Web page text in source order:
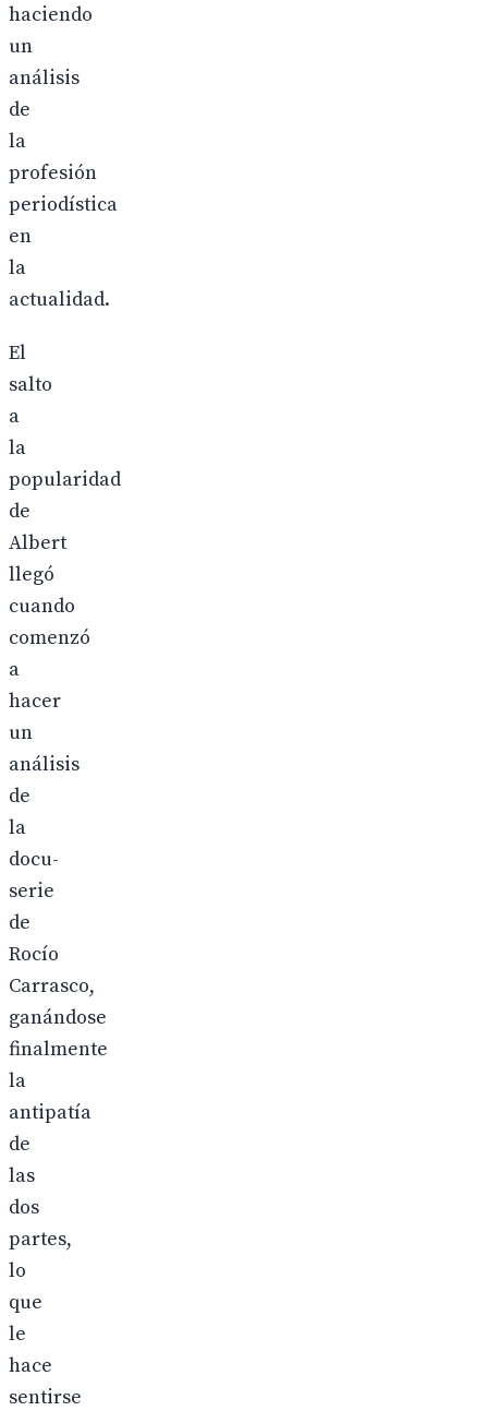
haciendo
un
análisis
de
la
profesión
periodística
en
la
actualidad.
El
salto
a
la
popularidad
de
Albert
llegó
cuando
comenzó
a
hacer
un
análisis
de
la
docu-
serie
de
Rocío
Carrasco,
ganándose
finalmente
la
antipatía
de
las
dos
partes,
lo
que
le
hace
sentirse